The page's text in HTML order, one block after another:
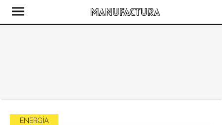
ENERGÍA